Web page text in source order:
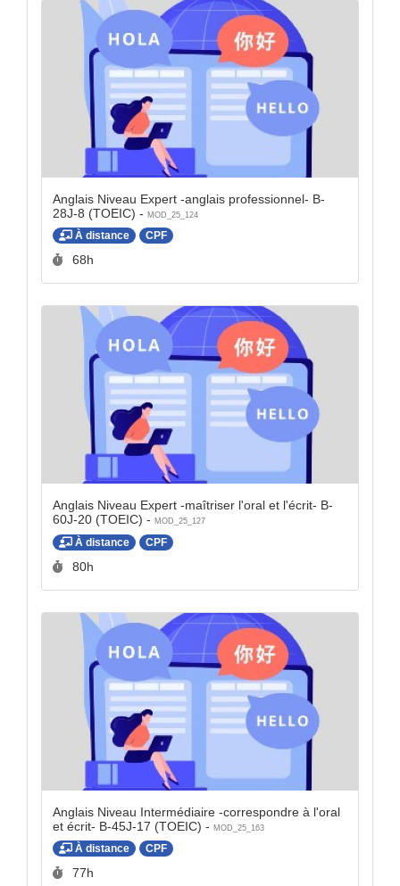
Anglais Niveau Expert -anglais professionnel- B-
28J-8 (TOEIC) - MOD_25_124
À distance CPF
Durée :
68h
Anglais Niveau Expert -maîtriser l'oral et l'écrit- B-
60J-20 (TOEIC) - MOD_25_127
À distance CPF
Durée :
80h
Anglais Niveau Intermédiaire -correspondre à l'oral
et écrit- B-45J-17 (TOEIC) - MOD_25_163
À distance CPF
Durée :
77h